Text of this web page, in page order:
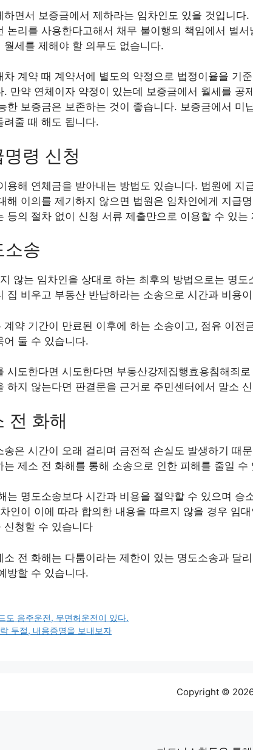
하면서 보증금에서 제하라는 임차인도 있을 것입니다
논리를 사용한다고해서 채무 불이행의 책임에서 벌
월세를 제해야 할 의무도 없습니다.
차 계약 때 계약서에 별도의 약정으로 법정이율을 기
. 만약 연체이자 약정이 있는데 보증금에서 월세를 공
한 보증금은 보존하는 것이 좋습니다. 보증금에서 미
려줄 때 해도 됩니다.
령 신청
용해 연체금을 받아내는 방법도 있습니다. 법원에 지
해 이의를 제기하지 않으면 법원은 임차인에게 지급
등의 절차 없이 신청 서류 제출만으로 이용할 수 있는
소송
않는 임차인을 상대로 하는 최후의 방법으로는 명도
집 비우고 부동산 반납하라는 소송으로 시간과 비용
계약 기간이 만료된 이후에 하는 소송이고, 점유 이전
어 둘 수 있습니다.
시도한다면 시도한다면 부동산강제집행효용침해죄
하지 않는다면 판결문을 근거로 주민센터에서 말소
전 화해
송은 시간이 오래 걸리며 금전적 손실도 발생하기 때
는 제소 전 화해를 통해 소송으로 인한 피해를 줄일 수
는 명도소송보다 시간과 비용을 절약할 수 있으며 승
인이 이에 따라 합의한 내용을 따르지 않을 경우 임
신청할 수 있습니다
소 전 화해는 다툼이라는 제한이 있는 명도소송과 달
방할 수 있습니다.
도 음주운전, 무면허운전이 있다.
두절, 내용증명을 보내보자
Copyright ©